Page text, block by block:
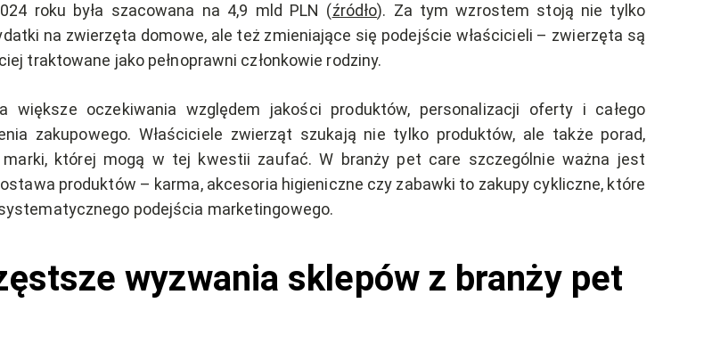
roku była szacowana na 4,9 mld PLN (źródło). Za tym wzrostem stoją nie tylko
na zwierzęta domowe, ale też zmieniające się podejście właścicieli – zwierzęta są
traktowane jako pełnoprawni członkowie rodziny.
większe oczekiwania względem jakości produktów, personalizacji oferty i całego
zakupowego. Właściciele zwierząt szukają nie tylko produktów, ale także porad,
której mogą w tej kwestii zaufać. W branży pet care szczególnie ważna jest
produktów – karma, akcesoria higieniczne czy zabawki to zakupy cykliczne, które
podejścia marketingowego.
wyzwania sklepów z branży pet